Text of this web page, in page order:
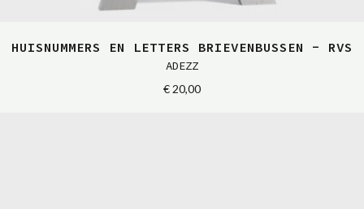
HUISNUMMERS EN LETTERS BRIEVENBUSSEN - RVS
ADEZZ
€ 20,00